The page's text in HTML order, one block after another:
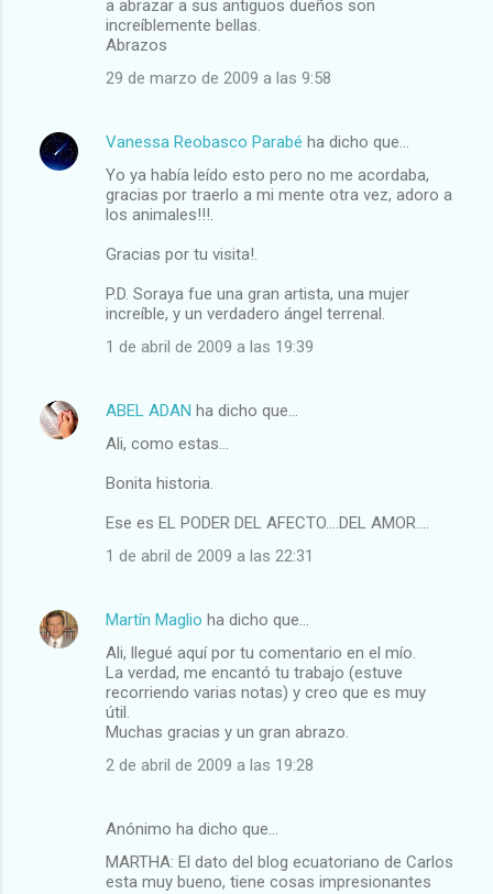
a abrazar a sus antiguos dueños son
increíblemente bellas.
Abrazos
29 de marzo de 2009 a las 9:58
Vanessa Reobasco Parabé ha dicho que…
Yo ya había leído esto pero no me acordaba,
gracias por traerlo a mi mente otra vez, adoro a
los animales!!!.
Gracias por tu visita!.
P.D. Soraya fue una gran artista, una mujer
increíble, y un verdadero ángel terrenal.
1 de abril de 2009 a las 19:39
ABEL ADAN ha dicho que…
Ali, como estas...
Bonita historia.
Ese es EL PODER DEL AFECTO....DEL AMOR....
1 de abril de 2009 a las 22:31
Martín Maglio ha dicho que…
Ali, llegué aquí por tu comentario en el mío.
La verdad, me encantó tu trabajo (estuve
recorriendo varias notas) y creo que es muy
útil.
Muchas gracias y un gran abrazo.
2 de abril de 2009 a las 19:28
Anónimo ha dicho que…
MARTHA: El dato del blog ecuatoriano de Carlos
esta muy bueno, tiene cosas impresionantes